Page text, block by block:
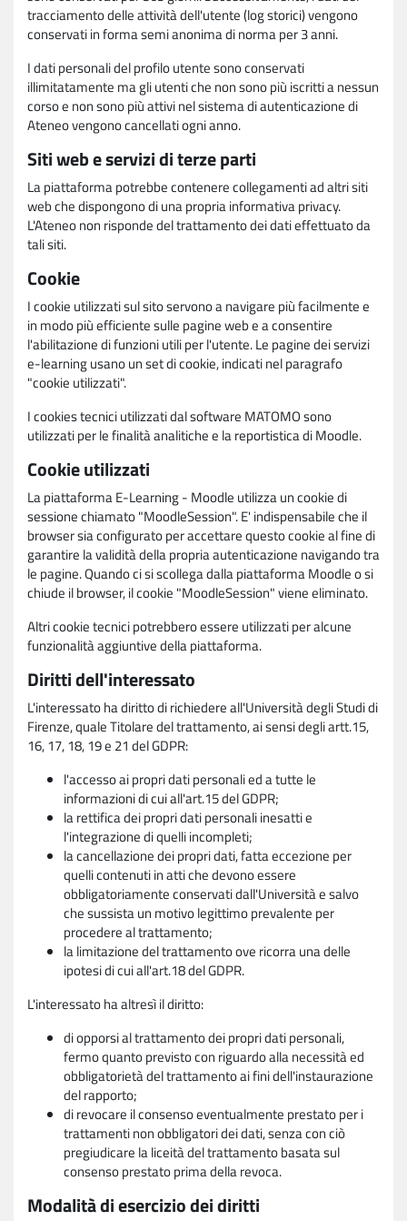
tracciamento delle attività dell'utente (log storici) vengono
conservati in forma semi anonima di norma per 3 anni.
I dati personali del profilo utente sono conservati
illimitatamente ma gli utenti che non sono più iscritti a nessun
corso e non sono più attivi nel sistema di autenticazione di
Ateneo vengono cancellati ogni anno.
Siti web e servizi di terze parti
La piattaforma potrebbe contenere collegamenti ad altri siti
web che dispongono di una propria informativa privacy.
L'Ateneo non risponde del trattamento dei dati effettuato da
tali siti.
Cookie
I cookie utilizzati sul sito servono a navigare più facilmente e
in modo più efficiente sulle pagine web e a consentire
l'abilitazione di funzioni utili per l'utente. Le pagine dei servizi
e-learning usano un set di cookie, indicati nel paragrafo
"cookie utilizzati".
I cookies tecnici utilizzati dal software MATOMO sono
utilizzati per le finalità analitiche e la reportistica di Moodle.
Cookie utilizzati
La piattaforma E-Learning - Moodle utilizza un cookie di
sessione chiamato "MoodleSession". E' indispensabile che il
browser sia configurato per accettare questo cookie al fine di
garantire la validità della propria autenticazione navigando tra
le pagine. Quando ci si scollega dalla piattaforma Moodle o si
chiude il browser, il cookie "MoodleSession" viene eliminato.
Altri cookie tecnici potrebbero essere utilizzati per alcune
funzionalità aggiuntive della piattaforma.
Diritti dell'interessato
L'interessato ha diritto di richiedere all'Università degli Studi di
Firenze, quale Titolare del trattamento, ai sensi degli artt.15,
16, 17, 18, 19 e 21 del GDPR:
l'accesso ai propri dati personali ed a tutte le
informazioni di cui all'art.15 del GDPR;
la rettifica dei propri dati personali inesatti e
l'integrazione di quelli incompleti;
la cancellazione dei propri dati, fatta eccezione per
quelli contenuti in atti che devono essere
obbligatoriamente conservati dall'Università e salvo
che sussista un motivo legittimo prevalente per
procedere al trattamento;
la limitazione del trattamento ove ricorra una delle
ipotesi di cui all'art.18 del GDPR.
L'interessato ha altresì il diritto:
di opporsi al trattamento dei propri dati personali,
fermo quanto previsto con riguardo alla necessità ed
obbligatorietà del trattamento ai fini dell'instaurazione
del rapporto;
di revocare il consenso eventualmente prestato per i
trattamenti non obbligatori dei dati, senza con ciò
pregiudicare la liceità del trattamento basata sul
consenso prestato prima della revoca.
Modalità di esercizio dei diritti